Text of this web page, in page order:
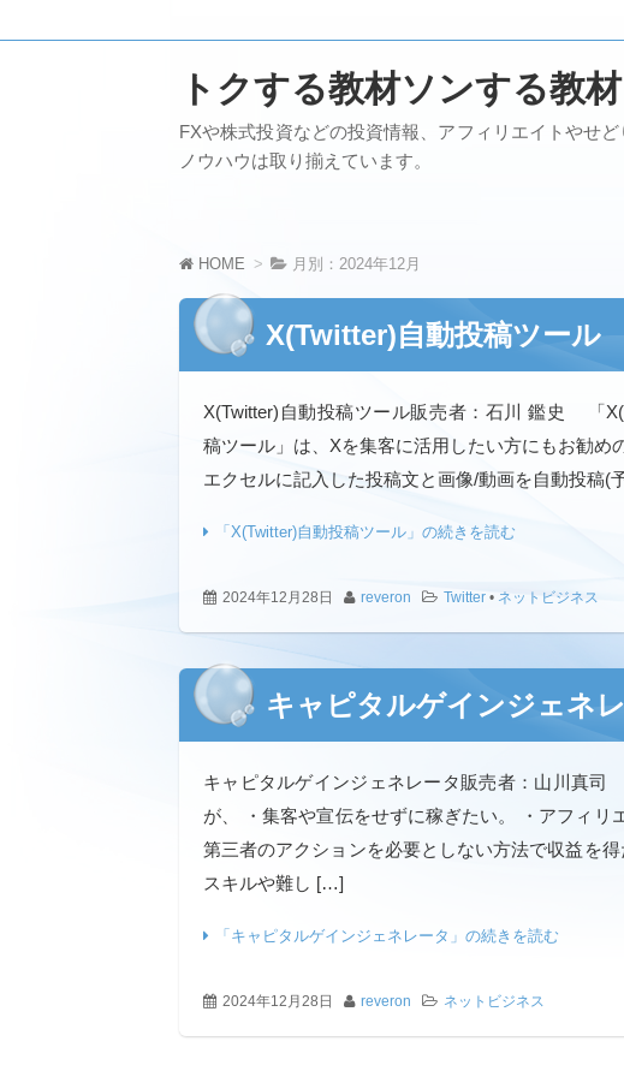
トクする教材ソンする教材
FXや株式投資などの投資情報、アフィリエイトやせ
ノウハウは取り揃えています。
HOME 月別：2024年12月
X(Twitter)自動投稿ツール
X(Twitter)自動投稿ツール販売者：石川 鑑史 「
稿ツール」は、Xを集客に活用したい方にもお勧め
エクセルに記入した投稿文と画像/動画を自動投稿(
「X(Twitter)自動投稿ツール」の続きを読む
2024年12月28日 reveron Twitter • ネットビジネス
キャピタルゲインジェネ
キャピタルゲインジェネレータ販売者：山川真司
が、 ・集客や宣伝をせずに稼ぎたい。 ・アフィリ
第三者のアクションを必要としない方法で収益を
スキルや難し […]
「キャピタルゲインジェネレータ」の続きを読む
2024年12月28日 reveron ネットビジネス